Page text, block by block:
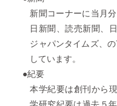
新聞コーナーに当月
日新聞、読売新聞、
ジャパンタイムズ、
しています。
●紀要
本学紀要は創刊から